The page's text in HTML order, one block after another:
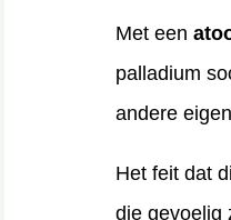
Met een
palladium
andere
Het feit dat
die gevoelig